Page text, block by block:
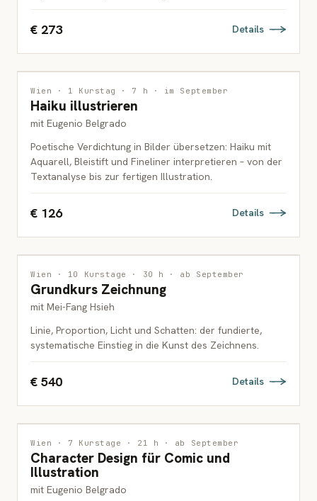
€ 273 Details
ILLUSTRATION
ERWACHSENE
Wien · 1 Kurstag · 7 h · im September
Haiku illustrieren
mit Eugenio Belgrado
Poetische Verdichtung in Bilder übersetzen: Haiku mit
Aquarell, Bleistift und Fineliner interpretieren – von der
Textanalyse bis zur fertigen Illustration.
€ 126 Details
ZEICHNUNG
ERWACHSENE
1 PLATZ FREI
Wien · 10 Kurstage · 30 h · ab September
Grundkurs Zeichnung
mit Mei-Fang Hsieh
Linie, Proportion, Licht und Schatten: der fundierte,
systematische Einstieg in die Kunst des Zeichnens.
€ 540 Details
ILLUSTRATION
ERWACHSENE
Wien · 7 Kurstage · 21 h · ab September
Character Design für Comic und
Illustration
mit Eugenio Belgrado